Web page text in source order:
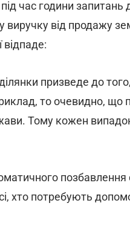
час години
від продажу
відпаде:
призведе до
то очевидно, що
Тому кожен
позбавлення
хто потребують